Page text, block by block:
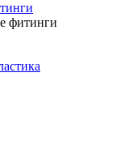
фитинги